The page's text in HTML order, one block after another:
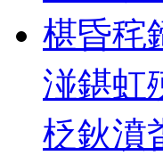
椹昏秺
湴鍖虹
柉鈥濆